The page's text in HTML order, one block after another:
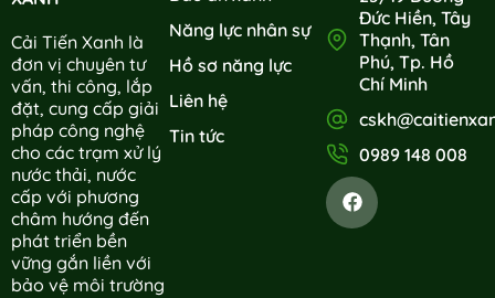
Cải Tiến Xanh là
đơn vị chuyên tư
vấn, thi công, lắp
đặt, cung cấp giải
pháp công nghệ
cho các trạm xử lý
nước thải, nước
cấp với phương
châm hướng đến
phát triển bền
vững gắn liền với
bảo vệ môi trường
Năng lực nhân sự
Hồ sơ năng lực
Liên hệ
Tin tức
Đức Hiền, Tây
Thạnh, Tân
Phú, Tp. Hồ
Chí Minh
0989 148 008